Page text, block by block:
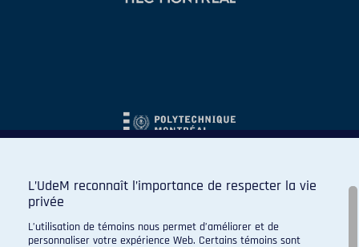
L’UdeM reconnaît l’importance de respecter la vie
privée
L’utilisation de témoins nous permet d’améliorer et de
personnaliser votre expérience Web. Certains témoins sont